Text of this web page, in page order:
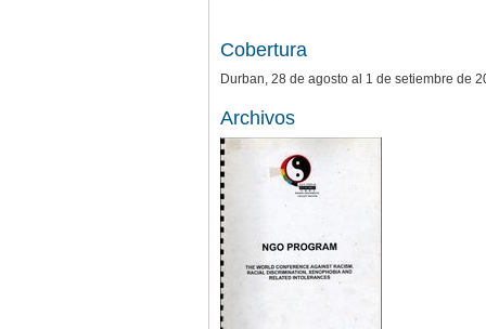
Cobertura
Durban, 28 de agosto al 1 de setiembre de
Archivos